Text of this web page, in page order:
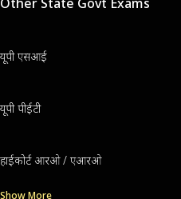
यूपी एसआई
यूपी पीईटी
हाईकोर्ट आरओ / एआरओ
Show More